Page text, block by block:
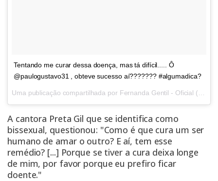
Tentando me curar dessa doença, mas tá difícil..... Ô
@paulogustavo31 , obteve sucesso aí??????? #algumadica?
A cantora Preta Gil que se identifica como
bissexual, questionou: "Como é que cura um ser
humano de amar o outro? E aí, tem esse
remédio? [...] Porque se tiver a cura deixa longe
de mim, por favor porque eu prefiro ficar
doente."